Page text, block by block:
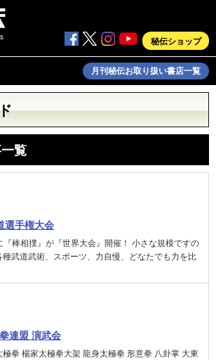
秘伝ショップ
月刊秘伝お取り扱い書店一覧
覧
選手権大会
棒相撲』が『世界大会』開催！ 小さな規模ですの
武道武術、スポーツ、力自慢、どなたでも力を比
連盟 演武会
拳 楊家太極拳大架 龍身太極拳 形意拳 八卦掌 大東